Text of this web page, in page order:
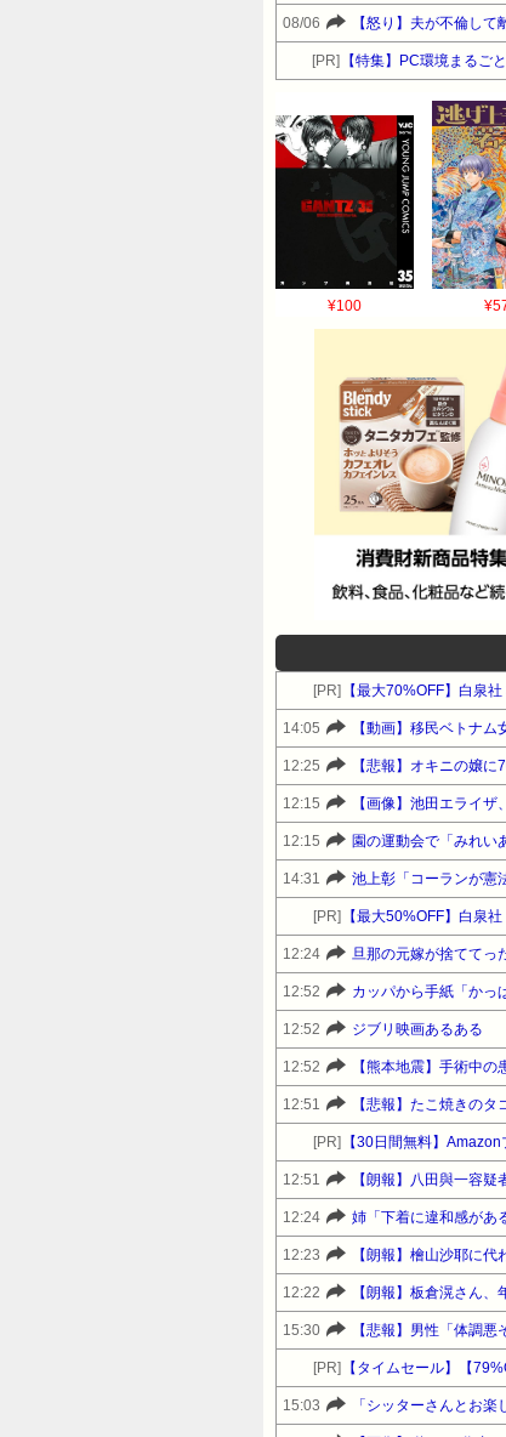
あなたの事は大好き
泣く 涙 涙義母を悪く言っ
>>593 ゴルアアア596:名
るなら、人数多いからトメ
す！ここの人達は流石です
でもめたり、トメ家事し
り、結婚直前にコトメが
のいいなりでそうなった
で絶縁したのに信じられ
すし、こちらにも全くデ
嫌なら旦那ごと切るしか
608:名無しさん＠ＨＯＭ
よね。大きな正念場が結
み重ねて言ってね。この
みはしんどいね。愛はな
う。611:名無しさん＠Ｈ
し今のうちに捨てた方が
縁切りさえすれば！」っ
は「うちの嫁子、気がき
お金であっても、ウトメが
れ。614:名無しさん＠ＨＯ
証拠固めは忘れず。でもま
みようよ入籍しちゃった
とググってみたけど無理そ
らもう弁護士立てようと思
からこそショックだったし
護士増えて氷河期ですしね
たような気がしたのは気の
す。頭冷えました。ほん
ね･･･。623:名無しさん＠
＠ＨＯＭＥ2010/12/23(木)
え正しくても不利になるか
て旦那の帰りを待つとい
なんて言おうもんなら嫉妬
しかったことを前面に出す
な証拠ばかり集めてしまい
ーダーと共に…相手が弁護
ねまあこのスレでは、なぜ
名無しさん＠ＨＯＭＥ
ら。」この宣言を、新婚し
暫くは大人しくしているだ
けに口先だけの男の言葉
08/06
[PR] 【特集】PC環境まるご
¥100
[PR] 【最大70%OFF】白泉
14:05 【動画】移民ベトナ
12:25 【悲報】オキニの嬢
12:15 【画像】池田エライザ
12:15
14:31 池上彰「コーランが憲
[PR] 【最大50%OFF】白泉
12:24
12:52 カッパから手紙「かっ
12:52 ジブリ映画あるある
12:52 【熊本地震】手術中
12:51 【悲報】たこ焼きの
[PR] 【30日間無料】
12:51 【朗報】八田與一容
12:24
12:23 【朗報】檜山沙耶に
12:22 【朗報】板倉滉さん
15:30
[PR]
15:03 「シッターさんとお